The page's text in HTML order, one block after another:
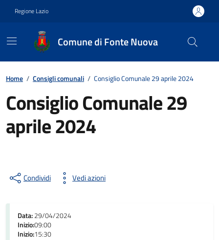
Regione Lazio
Comune di Fonte Nuova
Contenuti in evidenza
Home / Consigli comunali / Consiglio Comunale 29 aprile 2024
Consiglio Comunale 29
aprile 2024
Condividi Vedi azioni
Data:29/04/2024
Inizio:09:00
Inizio:15:30